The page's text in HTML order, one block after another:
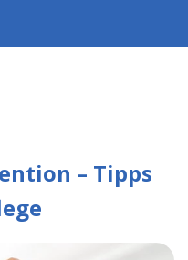
– Tipps